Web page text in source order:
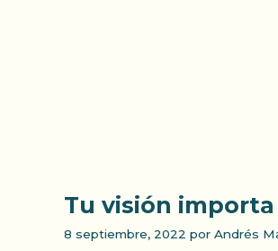
Tu visión
8 septiembre, 2022 por Andrés